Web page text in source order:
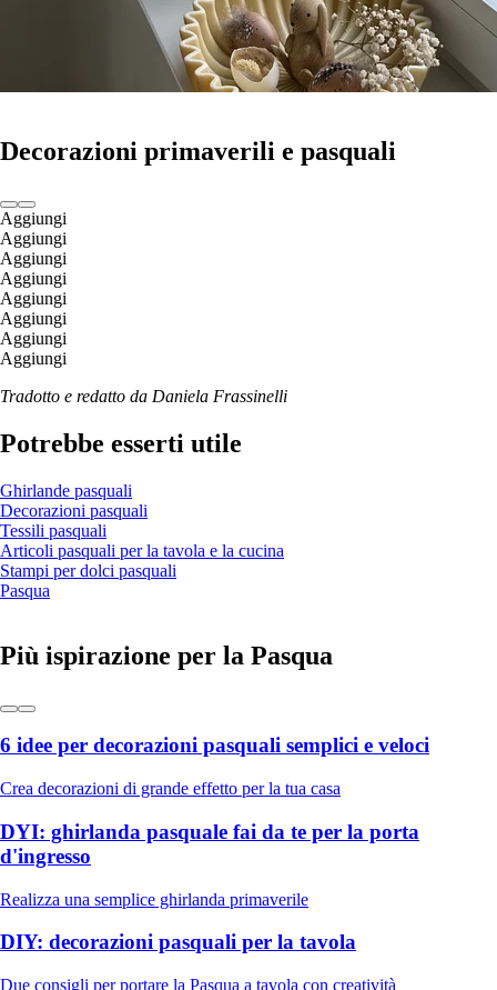
Decorazioni primaverili e pasquali
Aggiungi
Aggiungi
Aggiungi
Aggiungi
Aggiungi
Aggiungi
Aggiungi
Aggiungi
Tradotto e redatto da Daniela Frassinelli
Potrebbe esserti utile
Ghirlande pasquali
Decorazioni pasquali
Tessili pasquali
Articoli pasquali per la tavola e la cucina
Stampi per dolci pasquali
Pasqua
Più ispirazione per la Pasqua
6 idee per decorazioni pasquali semplici e veloci
Crea decorazioni di grande effetto per la tua casa
DYI: ghirlanda pasquale fai da te per la porta
d'ingresso
Realizza una semplice ghirlanda primaverile
DIY: decorazioni pasquali per la tavola
Due consigli per portare la Pasqua a tavola con creatività